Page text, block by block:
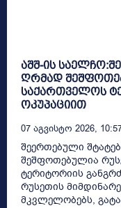
აშშ-ის
ღრმად
საქართველოს
ოკუპაციით
07 Აგვისტო 2026,
შეერთებული
შეშფოთებულია
ტერიტორიის
რუსეთის
მკვლელობებს,